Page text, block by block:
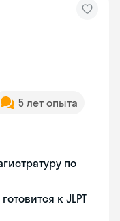
5 лет опыта
по
к JLPT